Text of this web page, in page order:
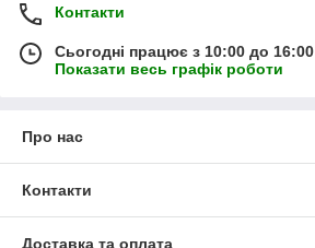
Контакти
Сьогодні працює з 10:00 до 16:00
Показати весь графік роботи
Про нас
Контакти
Доставка та оплата